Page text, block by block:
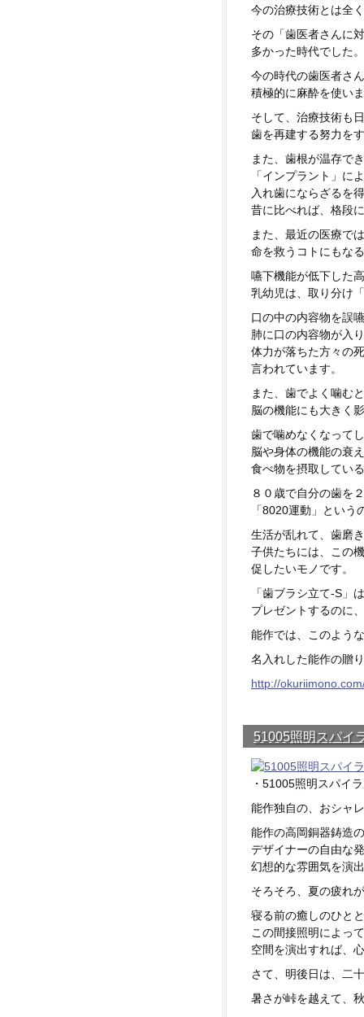
今の治療技術とは全
その「歯医者さんに
多かった時代でした。
今の時代の歯医者さ
積極的に麻酔を使い
そして、治療技術も
歯を再建する努力を
また、歯根が温存で
「インプラント」に
入れ歯にならざるを
昔に比べれば、格段
また、最近の医療で
命を救うコトにもな
嚥下機能が低下した
乳幼児は、取り分け
口の中の内容物を誤
肺に口の内容物が入
体力が落ちた方々の
言われています。
また、歯でよく噛む
脳の機能にも大きく
歯で噛めなくなって
脳や身体の機能の衰
食べ物を摂取してい
８０歳で自分の歯を
「8020運動」とい
生活が乱れて、歯磨
子供たちには、この
促したいモノです。
「歯ブラシ立て-S」
プレゼントするのに
能作では、このよう
名入れした能作の贈
http://
51005照明スパイ
・51005照明スパイ
能作独自の、おシャ
能作の高岡銅器鋳造
デザイナーの自由な
幻想的な雰囲気を演
そろそろ、夏の疲れ
寝る前の癒しのひと
この間接照明によっ
空間を演出すれば、
さて、明後日は、二
暑さが峠を越えて、